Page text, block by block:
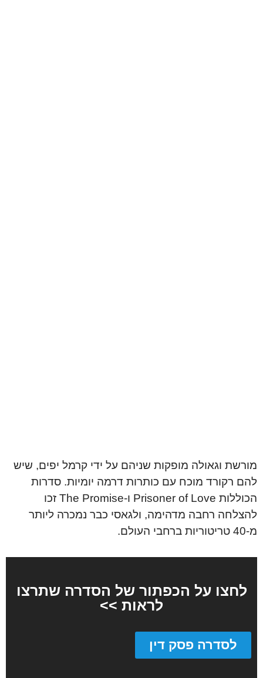
מורשת וגאולה מופקות שניהם על ידי קרמל יפים, שיש
להם רקורד מוכח עם כותרות דרמה יומיות. סדרות
הכוללות Prisoner of Love ו-The Promise זכו
להצלחה רחבה מדהימה, ולגאסי כבר נמכרה ליותר
מ-40 טריטוריות ברחבי העולם.
לחצו על הכפתור של הסדרה שתרצו
לראות >>
לסדרה פסק דין